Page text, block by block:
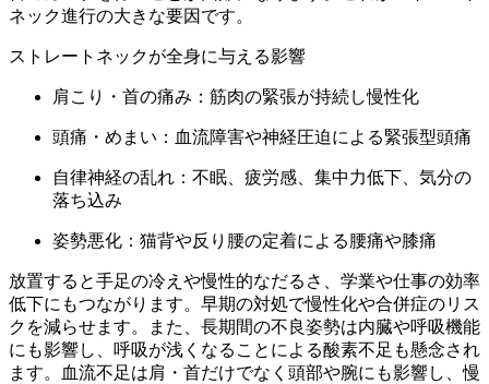
ネック進行の大きな要因です。
ストレートネックが全身に与える影響
肩こり・首の痛み：筋肉の緊張が持続し慢性化
頭痛・めまい：血流障害や神経圧迫による緊張型頭痛
自律神経の乱れ：不眠、疲労感、集中力低下、気分の
落ち込み
姿勢悪化：猫背や反り腰の定着による腰痛や膝痛
放置すると手足の冷えや慢性的なだるさ、学業や仕事の効率
低下にもつながります。早期の対処で慢性化や合併症のリス
クを減らせます。また、長期間の不良姿勢は内臓や呼吸機能
にも影響し、呼吸が浅くなることによる酸素不足も懸念され
ます。血流不足は肩・首だけでなく頭部や腕にも影響し、慢